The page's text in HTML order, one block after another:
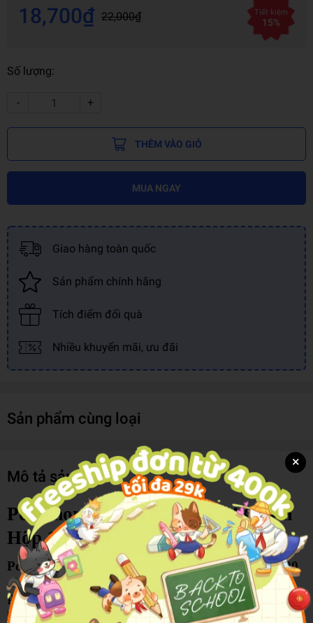
18,700₫ 22,000₫ Tiết kiệm
15%
Số lượng:
- +
THÊM VÀO GIỎ
MUA NGAY
Giao hàng toàn quốc
Sản phẩm chính hãng
Tích điểm đổi quà
Nhiều khuyến mãi, ưu đãi
Sản phẩm cùng loại
Mô tả sản phẩm
Pokemon - Sáp Màu Cr-C048/Pkm
Hộp 12/T200 (5404-Tl)
Pokémon - Sáp Màu CR-C048/PKM Hộp 12/T200
sở hữu thiết kế sinh động với hình ảnh các nhân vật
Pokémon quen thuộc, mang đến sự hứng thú cho các
bé trong quá trình học tập và sáng tạo. Sản phẩm gồm
×